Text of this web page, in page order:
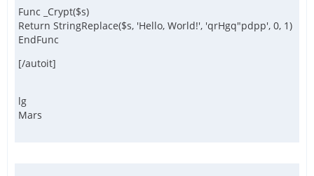
Func _Crypt($s)
Return StringReplace($s, 'Hello, World!', 'qrHgq"pdpp', 0, 1)
EndFunc
[/autoit]
lg
Mars